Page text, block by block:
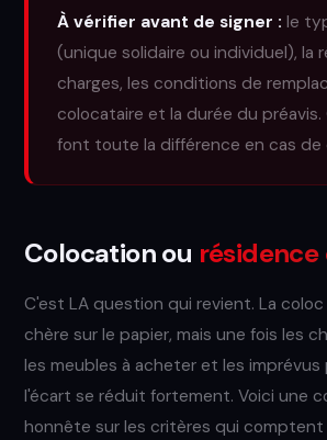
À vérifier avant de signer : le
(unique solidaire ou individuel), la
charges, les conditions de
colocataire et la durée du préavis.
font toute la différence en cas de
Colocation ou
C'est LA question qui revient. La
chère sur le papier, mais une fois les
les meubles à acheter et les
l'écart se réduit fortement. Voici une
honnête sur les critères qui comptent